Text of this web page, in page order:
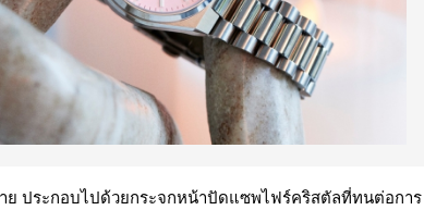
ย ประกอบไปด้วยกระจกหน้าปัดแซพไฟร์คริสตัลที่ทนต่อการ